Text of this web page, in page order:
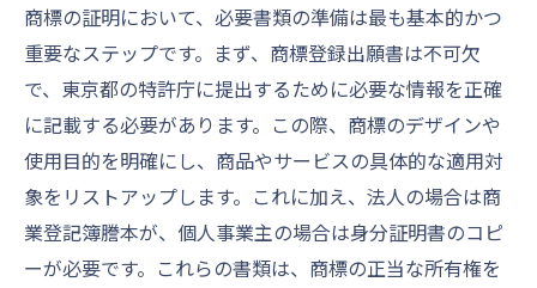
商標の証明において、必要書類の準備は最も基本的かつ
重要なステップです。まず、商標登録出願書は不可欠
で、東京都の特許庁に提出するために必要な情報を正確
に記載する必要があります。この際、商標のデザインや
使用目的を明確にし、商品やサービスの具体的な適用対
象をリストアップします。これに加え、法人の場合は商
業登記簿謄本が、個人事業主の場合は身分証明書のコピ
ーが必要です。これらの書類は、商標の正当な所有権を